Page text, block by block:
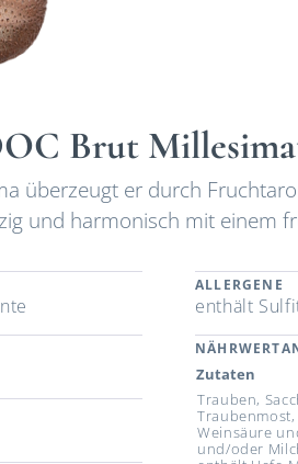
Brut
überzeugt er durch
und harmonisch mit einem
ALLERGENE
enthält
Zutaten
Trauben,
Weinsäure
und/oder